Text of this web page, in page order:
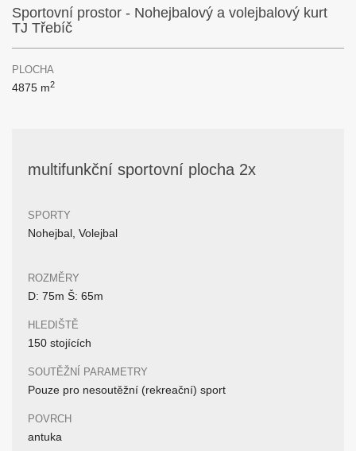
Sportovní prostor - Nohejbalový a volejbalový kurt
TJ Třebíč
PLOCHA
4875 m2
multifunkční sportovní plocha 2x
SPORTY
Nohejbal, Volejbal
ROZMĚRY
D: 75m Š: 65m
HLEDIŠTĚ
150 stojících
SOUTĚŽNÍ PARAMETRY
Pouze pro nesoutěžní (rekreační) sport
POVRCH
antuka